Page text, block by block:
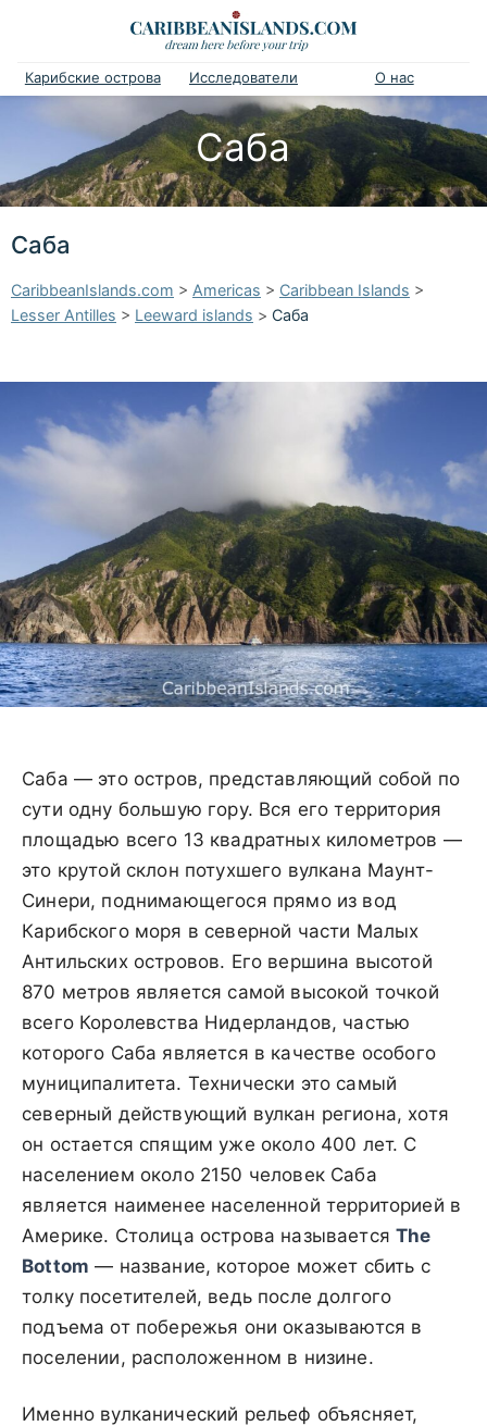
Карибские острова Исследователи О нас
Саба
Саба
CaribbeanIslands.com > Americas > Caribbean Islands >
Lesser Antilles > Leeward islands > Саба
Саба — это остров, представляющий собой по
сути одну большую гору. Вся его территория
площадью всего 13 квадратных километров —
это крутой склон потухшего вулкана Маунт-
Синери, поднимающегося прямо из вод
Карибского моря в северной части Малых
Антильских островов. Его вершина высотой
870 метров является самой высокой точкой
всего Королевства Нидерландов, частью
которого Саба является в качестве особого
муниципалитета. Технически это самый
северный действующий вулкан региона, хотя
он остается спящим уже около 400 лет. С
населением около 2150 человек Саба
является наименее населенной территорией в
Америке. Столица острова называетсяThe
Bottom — название, которое может сбить с
толку посетителей, ведь после долгого
подъема от побережья они оказываются в
поселении, расположенном в низине.
Именно вулканический рельеф объясняет,